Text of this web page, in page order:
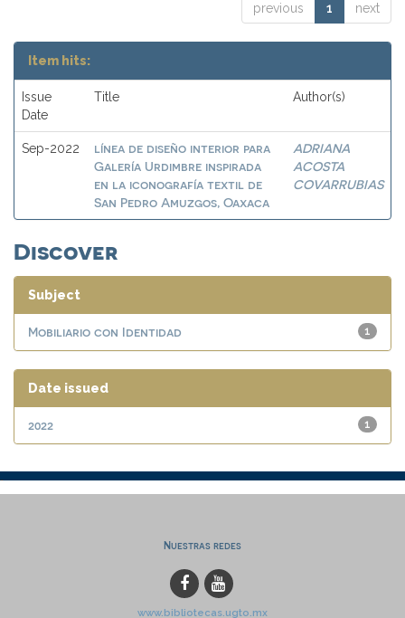
previous 1 next
Item hits:
Issue
Date
Title Author(s)
Sep-2022
línea de diseño interior para
Galería Urdimbre inspirada
en la iconografía textil de
San Pedro Amuzgos, Oaxaca
ADRIANA
ACOSTA
COVARRUBIAS
Discover
Subject
1
Mobiliario con Identidad
Date issued
1
2022
Nuestras redes
www.bibliotecas.ugto.mx